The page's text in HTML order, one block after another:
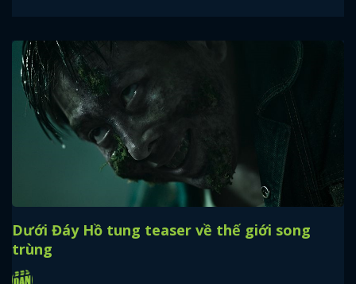
Dưới Đáy Hồ tung teaser về thế giới song
trùng